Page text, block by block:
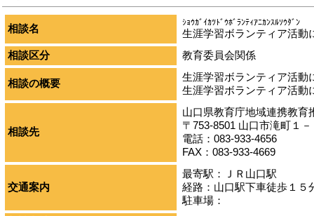
相談名
ｼｮｳｶﾞｲｶﾂﾄﾞｳﾎﾞﾗﾝﾃｨｱﾆｶﾝｽﾙｿｳﾀﾞﾝ
生涯学習ボランティア活動
相談区分
教育委員会関係
相談の概要
生涯学習ボランティア活動
生涯学習ボランティア活動
相談先
山口県教育庁地域連携教育
〒753-8501 山口市滝町１－
電話：083-933-4656
FAX：083-933-4669
交通案内
最寄駅：ＪＲ山口駅
経路：山口駅下車徒歩１５
駐車場：